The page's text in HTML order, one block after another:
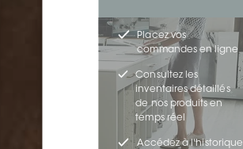
Placez vos
commandes en ligne
Consultez les
inventaires détaillés
de nos produits en
temps réel
Accédez à l'historique